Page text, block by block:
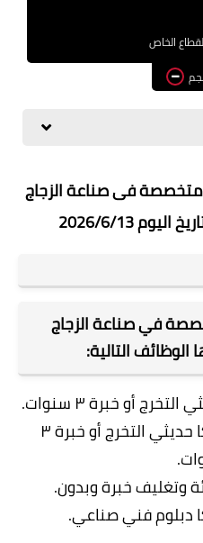
بالجامعات والمعاهد
اخبار
الخاص
فى صناعة الزجاج
2026/6/13
في صناعة الزجاج
التالية:
أو خبرة ٣ سنوات.
ثانياً: مهندسين ميكانيكا حديثي التخرج أو خبرة ٣
وتغليف خبرة وبدون.
دبلوم فني صناعي.